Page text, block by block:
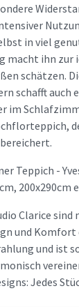
in viel
macht ihn zur
schätzen.
schafft auch
im
Teppich -
200x290cm
Clarice
und
und ist
Jedes